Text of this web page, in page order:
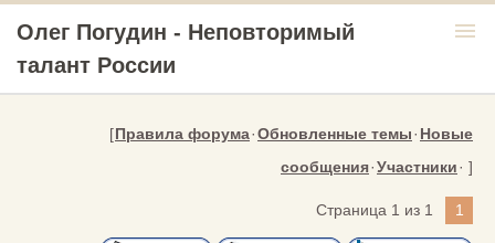
Олег Погудин - Неповторимый
талант России
menu
[Правила форума·Обновленные темы·Новые
сообщения·Участники· ]
Страница 1 из 1 1